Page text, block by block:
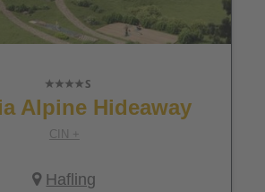
Alpine Hideaway
CIN +
Hafling